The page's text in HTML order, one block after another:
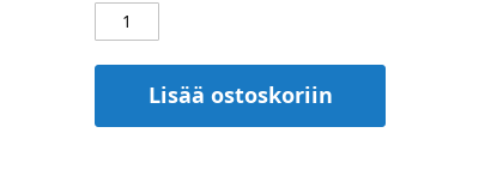
Lisää ostoskoriin